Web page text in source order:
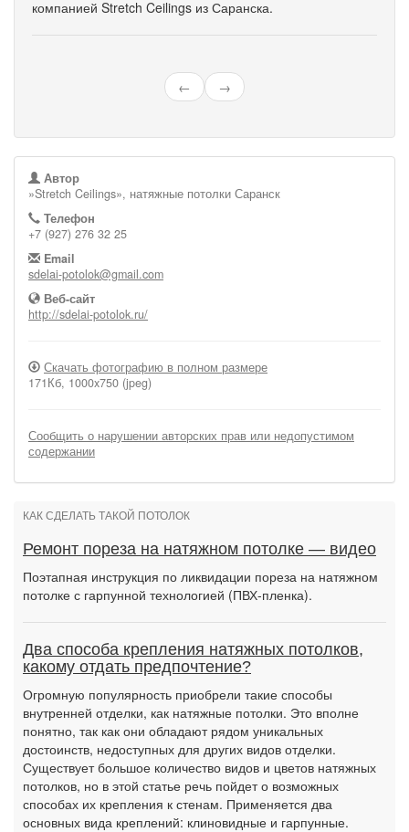
компанией Stretch Ceilings из Саранска.
← →
Автор
»Stretch Ceilings», натяжные потолки Саранск
Телефон
+7 (927) 276 32 25
Email
sdelai-potolok@gmail.com
Веб-сайт
http://sdelai-potolok.ru/
Скачать фотографию в полном размере
171Кб, 1000x750 (jpeg)
Сообщить о нарушении авторских прав или недопустимом
содержании
КАК СДЕЛАТЬ ТАКОЙ ПОТОЛОК
Ремонт пореза на натяжном потолке — видео
Поэтапная инструкция по ликвидации пореза на натяжном
потолке с гарпунной технологией (ПВХ-пленка).
Два способа крепления натяжных потолков,
какому отдать предпочтение?
Огромную популярность приобрели такие способы
внутренней отделки, как натяжные потолки. Это вполне
понятно, так как они обладают рядом уникальных
достоинств, недоступных для других видов отделки.
Существует большое количество видов и цветов натяжных
потолков, но в этой статье речь пойдет о возможных
способах их крепления к стенам. Применяется два
основных вида креплений: клиновидные и гарпунные.